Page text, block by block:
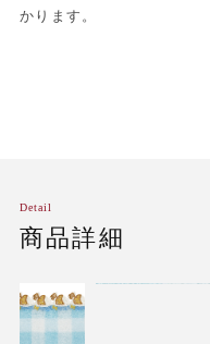
かります。
商品詳細
Detail